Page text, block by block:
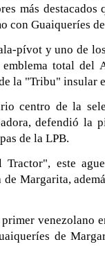
más
con Guaiqueríes
pívot y uno de
total del
la "Tribu" insular
centro de la
defendió la
de la LPB.
Tractor", este
Margarita,
venezolano
de